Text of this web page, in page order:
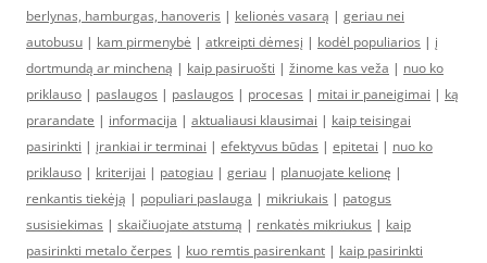
berlynas, hamburgas, hanoveris | kelionės vasarą | geriau nei
autobusu | kam pirmenybė | atkreipti dėmesį | kodėl populiarios | į
dortmundą ar mincheną | kaip pasiruošti | žinome kas veža | nuo ko
priklauso | paslaugos | paslaugos | procesas | mitai ir paneigimai | ką
prarandate | informacija | aktualiausi klausimai | kaip teisingai
pasirinkti | įrankiai ir terminai | efektyvus būdas | epitetai | nuo ko
priklauso | kriterijai | patogiau | geriau | planuojate kelionę |
renkantis tiekėją | populiari paslauga | mikriukais | patogus
susisiekimas | skaičiuojate atstumą | renkatės mikriukus | kaip
pasirinkti metalo čerpes | kuo remtis pasirenkant | kaip pasirinkti